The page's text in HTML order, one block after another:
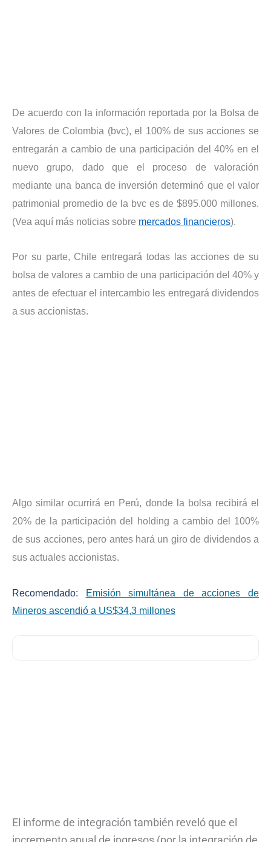
De acuerdo con la información reportada por la Bolsa de
Valores de Colombia (bvc), el 100% de sus acciones se
entregarán a cambio de una participación del 40% en el
nuevo grupo, dado que el proceso de valoración
mediante una banca de inversión determinó que el valor
patrimonial promedio de la bvc es de $895.000 millones.
(Vea aquí más noticias sobre mercados financieros).
Por su parte, Chile entregará todas las acciones de su
bolsa de valores a cambio de una participación del 40% y
antes de efectuar el intercambio les entregará dividendos
a sus accionistas.
Algo similar ocurrirá en Perú, donde la bolsa recibirá el
20% de la participación del holding a cambio del 100%
de sus acciones, pero antes hará un giro de dividendos a
sus actuales accionistas.
Recomendado:
Emisión simultánea de acciones de
Mineros ascendió a US$34,3 millones
El informe de integración también reveló que el